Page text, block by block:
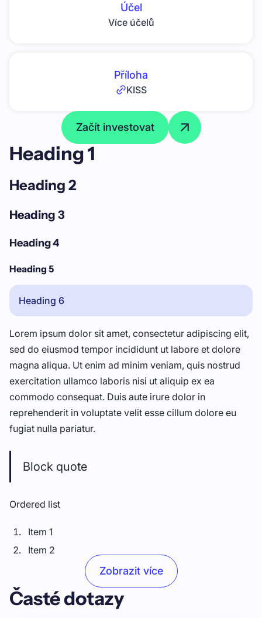
Účel
Více účelů
Příloha
KISS
Začít investovat
Heading 1
Heading 2
Heading 3
Heading 4
Heading 5
Heading 6
Lorem ipsum dolor sit amet, consectetur adipiscing elit,
sed do eiusmod tempor incididunt ut labore et dolore
magna aliqua. Ut enim ad minim veniam, quis nostrud
exercitation ullamco laboris nisi ut aliquip ex ea
commodo consequat. Duis aute irure dolor in
reprehenderit in voluptate velit esse cillum dolore eu
fugiat nulla pariatur.
Block quote
Ordered list
Item 1
Item 2
Unordered list
Zobrazit více
Časté dotazy